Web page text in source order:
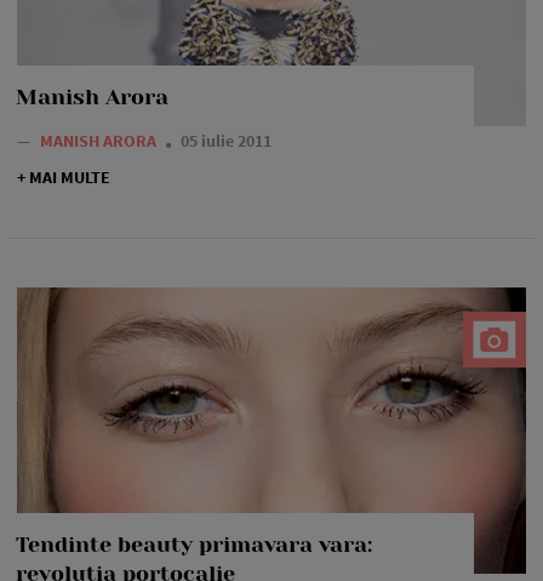
Manish Arora
— MANISH ARORA
05 iulie 2011
+ MAI MULTE
Tendinte beauty primavara vara:
revolutia portocalie